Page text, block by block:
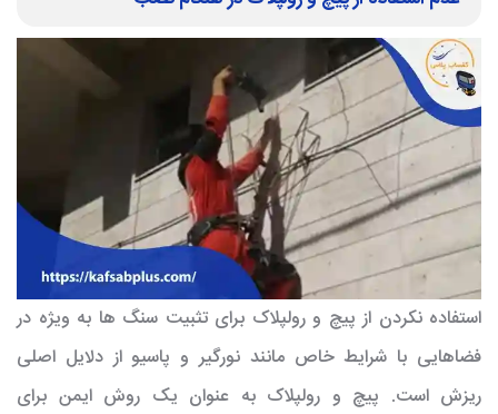
استفاده نکردن از پیچ و رولپلاک برای تثبیت سنگ ها به ویژه در
فضاهایی با شرایط خاص مانند نورگیر و پاسیو از دلایل اصلی
ریزش است. پیچ و رولپلاک به عنوان یک روش ایمن برای